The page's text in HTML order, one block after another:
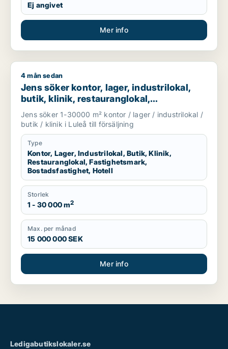
Ej angivet
Mer info
Jens söker kontor, lager, industrilokal, butik, klinik,
4 mån sedan
Jens söker kontor, lager, industrilokal,
butik, klinik, restauranglokal,
fastighetsmark, bostadsfastighet eller
hotell till salu i Luleå
Jens söker 1-30000 m² kontor / lager / industrilokal /
butik / klinik i Luleå till försäljning
Type
Kontor, Lager, Industrilokal, Butik, Klinik,
Restauranglokal, Fastighetsmark,
Bostadsfastighet, Hotell
Storlek
1 - 30 000 m2
Max. per månad
15 000 000 SEK
Mer info
Ledigabutikslokaler.se